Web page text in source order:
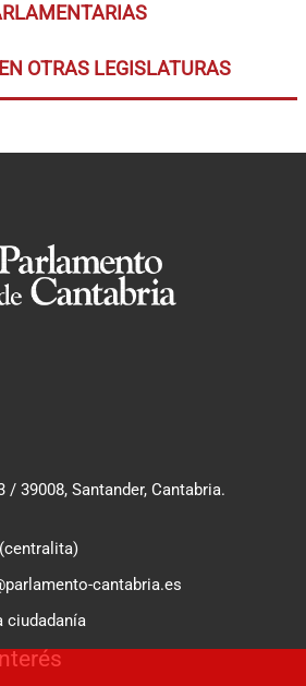
OTRAS LEGISLATURAS
/ 39008, Santander, Cantabria.
cantabria.es
ciudadanía